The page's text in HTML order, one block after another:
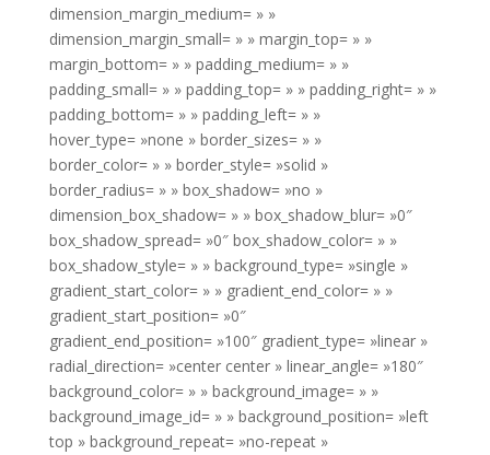
dimension_margin_medium= » »
dimension_margin_small= » » margin_top= » »
margin_bottom= » » padding_medium= » »
padding_small= » » padding_top= » » padding_right= » »
padding_bottom= » » padding_left= » »
hover_type= »none » border_sizes= » »
border_color= » » border_style= »solid »
border_radius= » » box_shadow= »no »
dimension_box_shadow= » » box_shadow_blur= »0″
box_shadow_spread= »0″ box_shadow_color= » »
box_shadow_style= » » background_type= »single »
gradient_start_color= » » gradient_end_color= » »
gradient_start_position= »0″
gradient_end_position= »100″ gradient_type= »linear »
radial_direction= »center center » linear_angle= »180″
background_color= » » background_image= » »
background_image_id= » » background_position= »left
top » background_repeat= »no-repeat »